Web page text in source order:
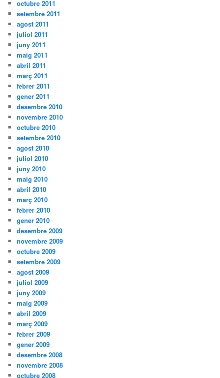
octubre 2011
setembre 2011
agost 2011
juliol 2011
juny 2011
maig 2011
abril 2011
març 2011
febrer 2011
gener 2011
desembre 2010
novembre 2010
octubre 2010
setembre 2010
agost 2010
juliol 2010
juny 2010
maig 2010
abril 2010
març 2010
febrer 2010
gener 2010
desembre 2009
novembre 2009
octubre 2009
setembre 2009
agost 2009
juliol 2009
juny 2009
maig 2009
abril 2009
març 2009
febrer 2009
gener 2009
desembre 2008
novembre 2008
octubre 2008